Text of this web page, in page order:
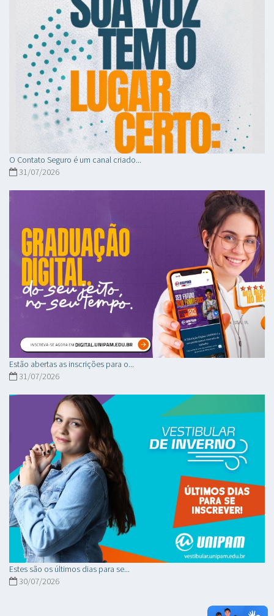
O Contato Seguro é um canal criado...
31/07/2026
Estão abertas as inscrições para o...
31/07/2026
Estes são os últimos dias para se...
30/07/2026